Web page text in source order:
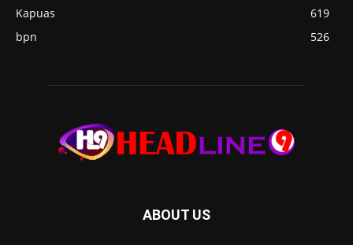
Kapuas
619
bpn
526
ABOUT US